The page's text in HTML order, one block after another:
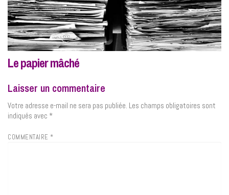
Le papier mâché
Laisser un commentaire
Votre adresse e-mail ne sera pas publiée. Les champs obligatoires sont
indiqués avec *
COMMENTAIRE *